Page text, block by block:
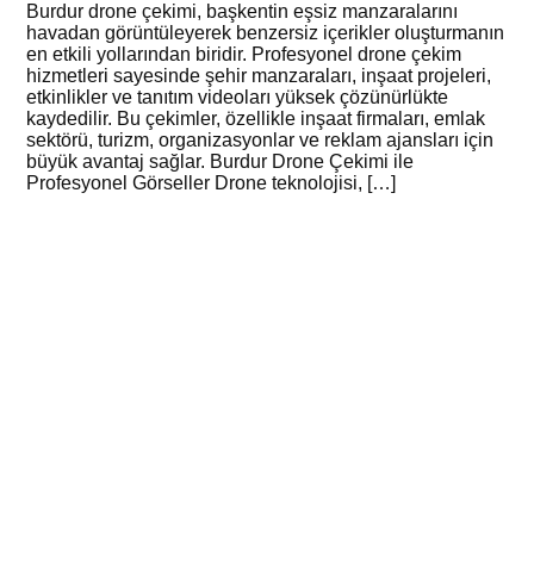
Burdur drone çekimi, başkentin eşsiz manzaralarını
havadan görüntüleyerek benzersiz içerikler oluşturmanın
en etkili yollarından biridir. Profesyonel drone çekim
hizmetleri sayesinde şehir manzaraları, inşaat projeleri,
etkinlikler ve tanıtım videoları yüksek çözünürlükte
kaydedilir. Bu çekimler, özellikle inşaat firmaları, emlak
sektörü, turizm, organizasyonlar ve reklam ajansları için
büyük avantaj sağlar. Burdur Drone Çekimi ile
Profesyonel Görseller Drone teknolojisi, […]